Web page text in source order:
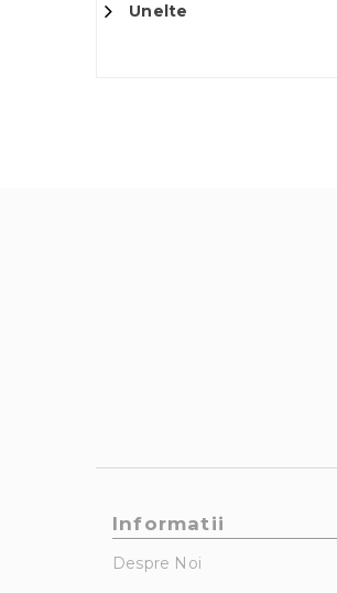
Unelte
Informatii
Despre Noi